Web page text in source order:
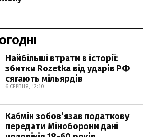
Найбільші втрати в історії:
збитки Rozetka від ударів РФ
сягають мільярдів
6 СЕРПНЯ, 12:10
Кабмін зобовʼязав податкову
передати Міноборони дані